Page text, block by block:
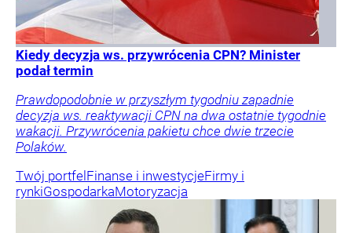
Kiedy decyzja ws. przywrócenia CPN? Minister
podał termin
Prawdopodobnie w przyszłym tygodniu zapadnie
decyzja ws. reaktywacji CPN na dwa ostatnie tygodnie
wakacji. Przywrócenia pakietu chce dwie trzecie
Polaków.
Twój portfelFinanse i inwestycjeFirmy i
rynkiGospodarkaMotoryzacja